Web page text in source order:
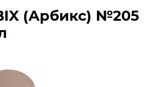
(Арбикс) №205